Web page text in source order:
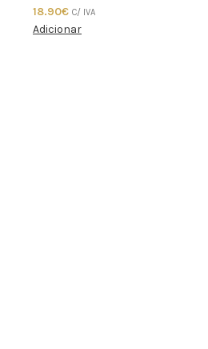
18.90€ C/ IVA
Adicionar